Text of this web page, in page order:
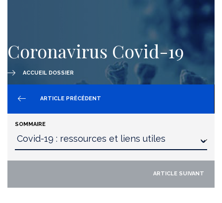
Coronavirus Covid-19
ACCUEIL DOSSIER
ARTICLE PRÉCÉDENT
SOMMAIRE
ARTICLE SUIVANT